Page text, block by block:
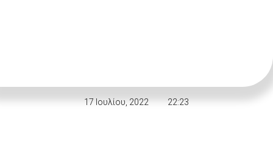
17 Ιουλίου, 2022 22:23